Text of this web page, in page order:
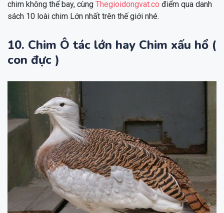
chim không thể bay, cùng Thegioidongvat.co điểm qua danh
sách 10 loài chim Lớn nhất trên thế giới nhé.
10. Chim Ô tác lớn hay Chim xấu hổ (
con đực )